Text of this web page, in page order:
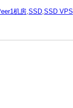
机房,SSD,SSD VPS